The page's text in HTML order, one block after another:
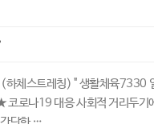
하체스트레칭) ​" 생활체육7330
코로나19 대응 사회적 거리두기